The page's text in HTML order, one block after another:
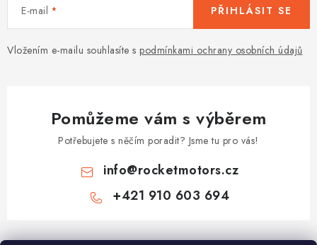
E-mail
Vložením e-mailu souhlasíte s podmínkami ochrany osobních údajů
PŘIHLÁSIT SE
Pomůžeme vám s výběrem
Potřebujete s něčím poradit? Jsme tu pro vás!
info@rocketmotors.cz
+421 910 603 694
Z